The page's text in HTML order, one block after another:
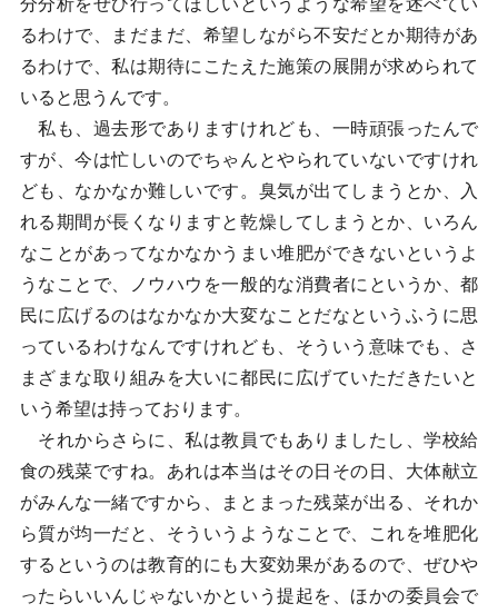
分分析をぜひ行ってほしいというような希望を述べてい
るわけで、まだまだ、希望しながら不安だとか期待があ
るわけで、私は期待にこたえた施策の展開が求められて
いると思うんです。
私も、過去形でありますけれども、一時頑張ったんで
すが、今は忙しいのでちゃんとやられていないですけれ
ども、なかなか難しいです。臭気が出てしまうとか、入
れる期間が長くなりますと乾燥してしまうとか、いろん
なことがあってなかなかうまい堆肥ができないというよ
うなことで、ノウハウを一般的な消費者にというか、都
民に広げるのはなかなか大変なことだなというふうに思
っているわけなんですけれども、そういう意味でも、さ
まざまな取り組みを大いに都民に広げていただきたいと
いう希望は持っております。
それからさらに、私は教員でもありましたし、学校給
食の残菜ですね。あれは本当はその日その日、大体献立
がみんな一緒ですから、まとまった残菜が出る、それか
ら質が均一だと、そういうようなことで、これを堆肥化
するというのは教育的にも大変効果があるので、ぜひや
ったらいいんじゃないかという提起を、ほかの委員会で